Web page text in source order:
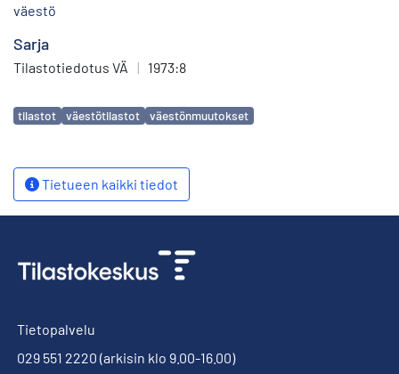
väestö
Sarja
Tilastotiedotus VÄ | 1973:8
Avainsanat
tilastot väestötilastot väestönmuutokset
Tietueen kaikki tiedot
Tietopalvelu
029 551 2220 (arkisin klo 9.00-16.00)